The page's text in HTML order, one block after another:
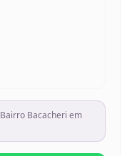
Bairro Bacacheri em